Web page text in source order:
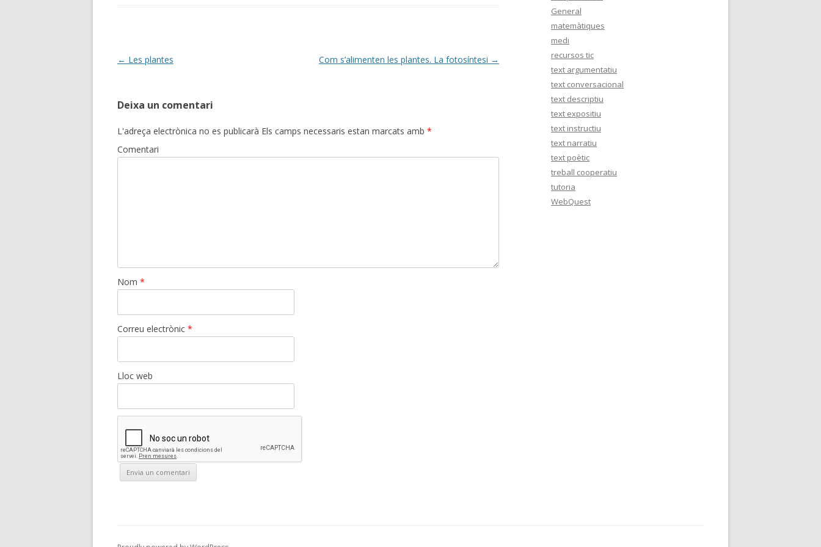
Post
← Les plantes Com s’alimenten les plantes. La fotosíntesi →
Deixa un comentari
L'adreça electrònica no es publicarà Els camps necessaris estan marcats amb *
Comentari
Nom *
Correu electrònic *
Lloc web
General
matemàtiques
medi
recursos tic
text argumentatiu
text conversacional
text descriptiu
text expositiu
text instructiu
text narratiu
text poètic
treball cooperatiu
tutoria
WebQuest